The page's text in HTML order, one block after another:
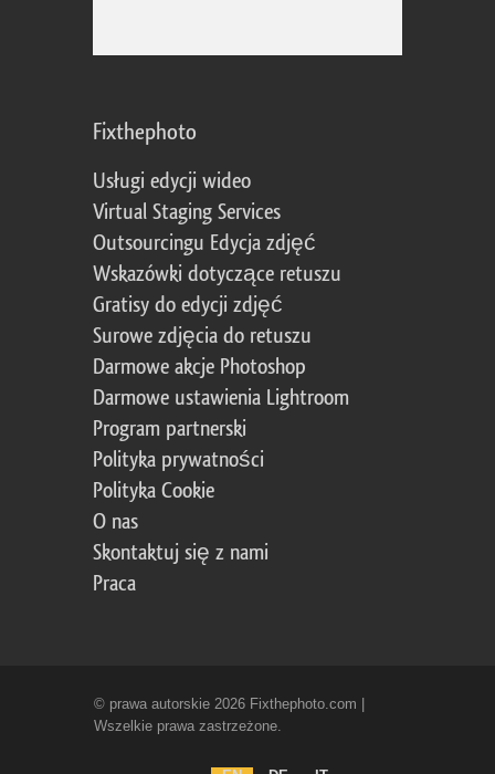
Fixthephoto
Usługi edycji wideo
Virtual Staging Services
Outsourcingu Edycja zdjęć
Wskazówki dotyczące retuszu
Gratisy do edycji zdjęć
Surowe zdjęcia do retuszu
Darmowe akcje Photoshop
Darmowe ustawienia Lightroom
Program partnerski
Polityka prywatności
Polityka Cookie
O nas
Skontaktuj się z nami
Praca
© prawa autorskie 2026 Fixthephoto.com |
Wszelkie prawa zastrzeżone.